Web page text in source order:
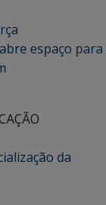
espaço para
da